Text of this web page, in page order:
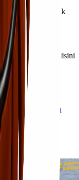
masih
tiba saatnya untuk
tiket pesawat
ke semua
kami disini
jasa pengiriman